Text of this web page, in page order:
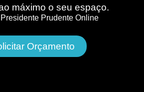
máximo o seu espaço.
Prudente Online
Orçamento